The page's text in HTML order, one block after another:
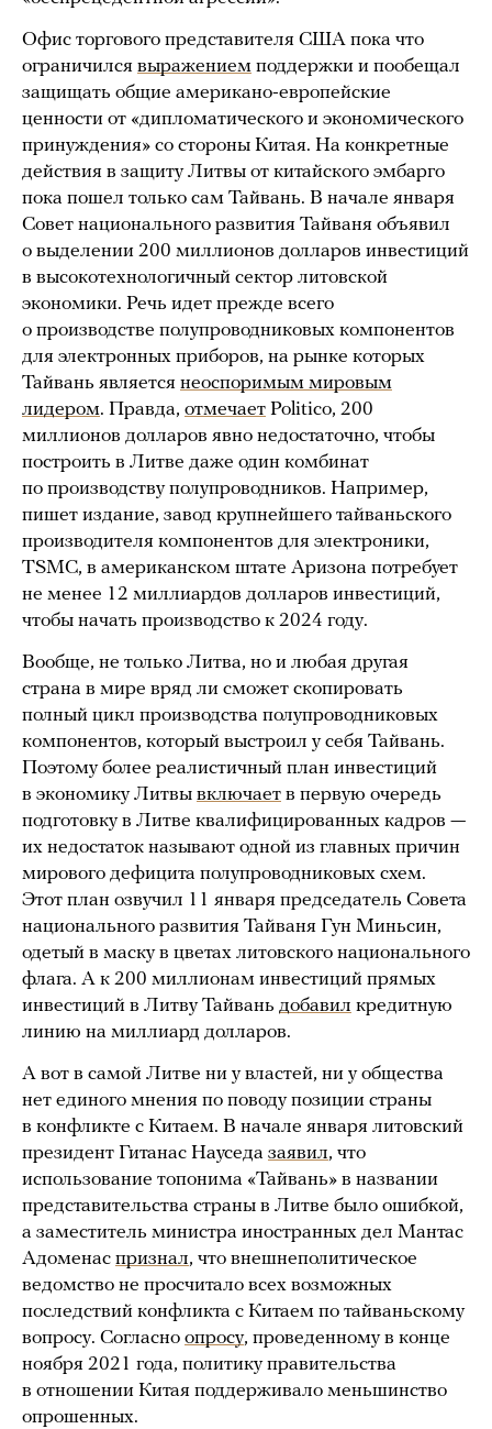
Офис торгового представителя США пока что
ограничился выражением поддержки и пообещал
защищать общие американо-европейские
ценности от «дипломатического и экономического
принуждения» со стороны Китая. На конкретные
действия в защиту Литвы от китайского эмбарго
пока пошел только сам Тайвань. В начале января
Совет национального развития Тайваня объявил
о выделении 200 миллионов долларов инвестиций
в высокотехнологичный сектор литовской
экономики. Речь идет прежде всего
о производстве полупроводниковых компонентов
для электронных приборов, на рынке которых
Тайвань является неоспоримым мировым
лидером. Правда, отмечает Politico, 200
миллионов долларов явно недостаточно, чтобы
построить в Литве даже один комбинат
по производству полупроводников. Например,
пишет издание, завод крупнейшего тайваньского
производителя компонентов для электроники,
TSMC, в американском штате Аризона потребует
не менее 12 миллиардов долларов инвестиций,
чтобы начать производство к 2024 году.
Вообще, не только Литва, но и любая другая
страна в мире вряд ли сможет скопировать
полный цикл производства полупроводниковых
компонентов, который выстроил у себя Тайвань.
Поэтому более реалистичный план инвестиций
в экономику Литвы включает в первую очередь
подготовку в Литве квалифицированных кадров —
их недостаток называют одной из главных причин
мирового дефицита полупроводниковых схем.
Этот план озвучил 11 января председатель Совета
национального развития Тайваня Гун Миньсин,
одетый в маску в цветах литовского национального
флага. А к 200 миллионам инвестиций прямых
инвестиций в Литву Тайвань добавил кредитную
линию на миллиард долларов.
А вот в самой Литве ни у властей, ни у общества
нет единого мнения по поводу позиции страны
в конфликте с Китаем. В начале января литовский
президент Гитанас Науседа заявил, что
использование топонима «Тайвань» в названии
представительства страны в Литве было ошибкой,
а заместитель министра иностранных дел Мантас
Адоменас признал, что внешнеполитическое
ведомство не просчитало всех возможных
последствий конфликта с Китаем по тайваньскому
вопросу. Согласно опросу, проведенному в конце
ноября 2021 года, политику правительства
в отношении Китая поддерживало меньшинство
опрошенных.